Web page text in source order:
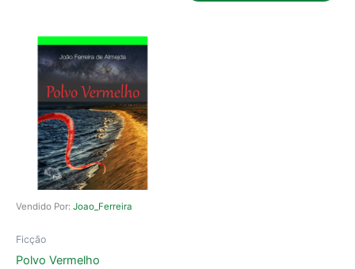
Vendido Por: Joao_Ferreira
Ficção
Polvo Vermelho